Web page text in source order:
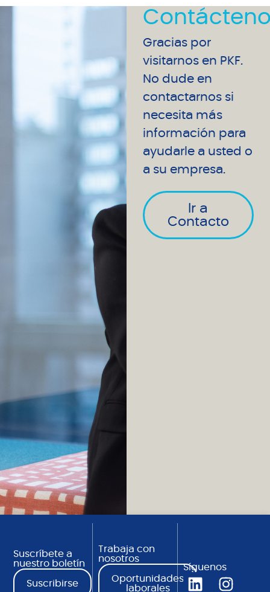
Gracias por
visitarnos en PKF.
No dude en
contactarnos si
necesita más
información para
ayudarle a usted o
a su empresa.
Ir a
Contacto
Suscríbete a
nuestro boletín
Suscribirse
Trabaja con
nosotros
Oportunidades
laborales
Síguenos